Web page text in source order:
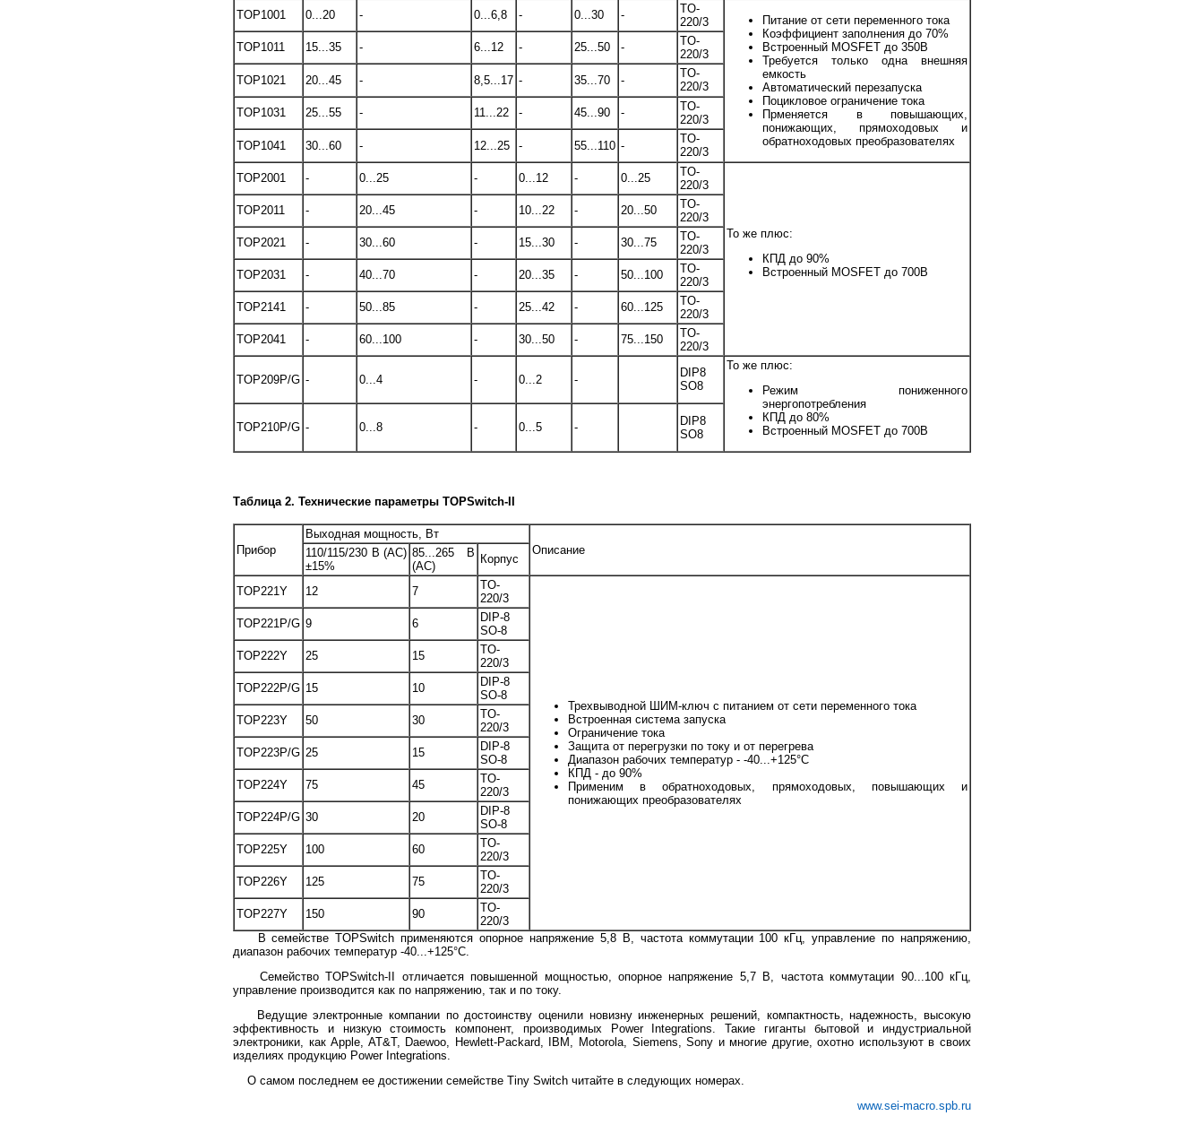
TOP1001
0...20 - 0...6,8 - 0...30 -
TO-
220/3
Питание от сети переменного тока
Коэффициент заполнения до 70%
Встроенный MOSFET до 350В
Требуется только одна внешняя
емкость
Автоматический перезапуска
Поцикловое ограничение тока
Прменяется в повышающих,
понижающих, прямоходовых и
обратноходовых преобразователях
TOP1011 15...35 - 6...12 - 25...50 -
TO-
220/3
TOP1021
20...45 - 8,5...17 - 35...70 -
TO-
220/3
TOP1031
25...55 - 11...22 - 45...90 -
TO-
220/3
TOP1041
30...60 - 12...25 - 55...110 -
TO-
220/3
TOP2001
- 0...25 - 0...12 - 0...25
TO-
220/3
То же плюс:
КПД до 90%
Встроенный MOSFET до 700В
TOP2011 - 20...45 - 10...22 - 20...50
TO-
220/3
TOP2021
- 30...60 - 15...30 - 30...75
TO-
220/3
TOP2031
- 40...70 - 20...35 - 50...100
TO-
220/3
TOP2141
- 50...85 - 25...42 - 60...125
TO-
220/3
TOP2041
- 60...100 - 30...50 - 75...150
TO-
220/3
TOP209P/G - 0...4 - 0...2 -
DIP8
SO8
То же плюс:
Режим пониженного
энергопотребления
КПД до 80%
Встроенный MOSFET до 700В
TOP210P/G - 0...8 - 0...5 -
DIP8
SO8
Таблица 2. Технические параметры TOPSwitch-II
Прибор
Выходная мощность, Вт
Описание
110/115/230 B (AC)
±15%
85...265 B
(AC)
Корпус
TOP221Y 12 7
TO-
220/3
Трехвыводной ШИМ-ключ с питанием от сети переменного тока
Встроенная система запуска
Ограничение тока
Защита от перегрузки по току и от перегрева
Диапазон рабочих температур - -40...+125°С
КПД - до 90%
Применим в обратноходовых, прямоходовых, повышающих и
понижающих преобразователях
TOP221P/G 9 6
DIP-8
SO-8
TOP222Y
25 15
TO-
220/3
TOP222P/G 15 10
DIP-8
SO-8
TOP223Y
50 30
TO-
220/3
TOP223P/G 25 15
DIP-8
SO-8
TOP224Y
75 45
TO-
220/3
TOP224P/G 30 20
DIP-8
SO-8
TOP225Y
100 60
TO-
220/3
TOP226Y
125 75
TO-
220/3
TOP227Y
150 90
TO-
220/3
В семействе TOPSwitch применяются опорное напряжение 5,8 В, частота коммутации 100 кГц, управление по напряжению,
диапазон рабочих температур -40...+125°С.
Семейство TOPSwitch-II отличается повышенной мощностью, опорное напряжение 5,7 В, частота коммутации 90...100 кГц,
управление производится как по напряжению, так и по току.
Ведущие электронные компании по достоинству оценили новизну инженерных решений, компактность, надежность, высокую
эффективность и низкую стоимость компонент, производимых Power Integrations. Такие гиганты бытовой и индустриальной
электроники, как Apple, AT&T, Daewoo, Hewlett-Packard, IBM, Motorola, Siemens, Sony и многие другие, охотно используют в своих
изделиях продукцию Power Integrations.
О самом последнем ее достижении семействе Tiny Switch читайте в следующих номерах.
www.sei-macro.spb.ru